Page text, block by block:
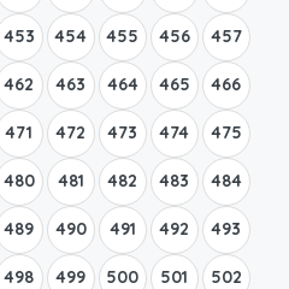
453 454 455 456 457
462 463 464 465 466
471 472 473 474 475
480 481 482 483 484
489 490 491 492 493
498 499 500 501 502